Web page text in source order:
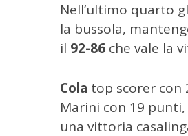
Nell’ultimo quarto
la bussola,
il 92-86 che vale la
Cola top scorer con
Marini con 19
una vittoria